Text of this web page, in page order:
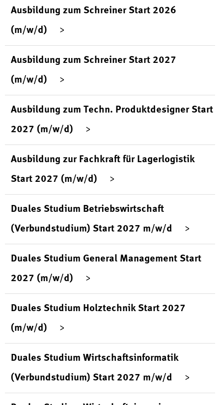
Ausbildung zum Schreiner Start 2026
(m/w/d)
Ausbildung zum Schreiner Start 2027
(m/w/d)
Ausbildung zum Techn. Produktdesigner Start
2027 (m/w/d)
Ausbildung zur Fachkraft für Lagerlogistik
Start 2027 (m/w/d)
Duales Studium Betriebswirtschaft
(Verbundstudium) Start 2027 m/w/d
Duales Studium General Management Start
2027 (m/w/d)
Duales Studium Holztechnik Start 2027
(m/w/d)
Duales Studium Wirtschaftsinformatik
(Verbundstudium) Start 2027 m/w/d